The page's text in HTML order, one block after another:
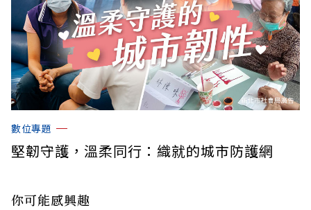
數位專題
堅韌守護，溫柔同行：織就的城市防護網
你可能感興趣